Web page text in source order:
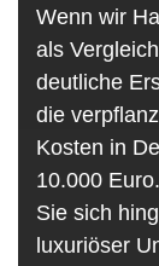
Wenn wir
als
deutliche
die
Kosten in
10.000
Sie sich
luxuriöser